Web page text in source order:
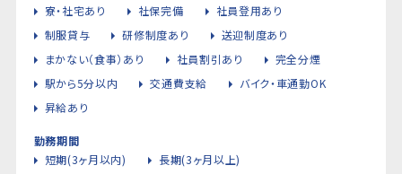
寮・社宅あり
社保完備
社員登用あり
制服貸与
研修制度あり
送迎制度あり
まかない（食事）あり
社員割引あり
完全分煙
駅から5分以内
交通費支給
バイク・車通勤OK
昇給あり
勤務期間
短期(3ヶ月以内)
長期(3ヶ月以上)